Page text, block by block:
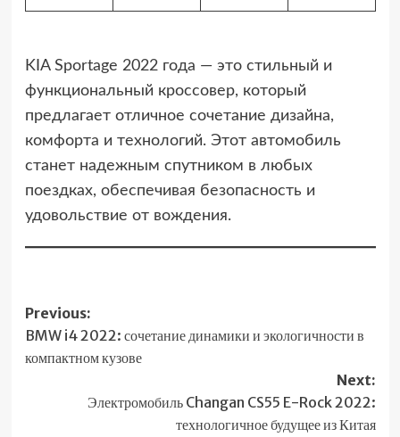
KIA Sportage 2022 года — это стильный и
функциональный кроссовер, который
предлагает отличное сочетание дизайна,
комфорта и технологий. Этот автомобиль
станет надежным спутником в любых
поездках, обеспечивая безопасность и
удовольствие от вождения.
Post
navigation
Previous:
BMW i4 2022: сочетание динамики и экологичности в
компактном кузове
Next:
Электромобиль Changan CS55 E-Rock 2022:
технологичное будущее из Китая